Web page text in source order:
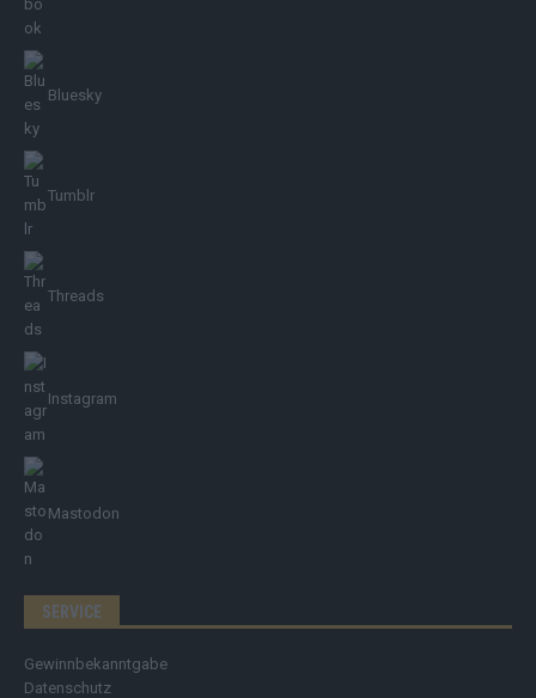
Bluesky
Tumblr
Threads
Instagram
Mastodon
SERVICE
Gewinnbekanntgabe
Datenschutz